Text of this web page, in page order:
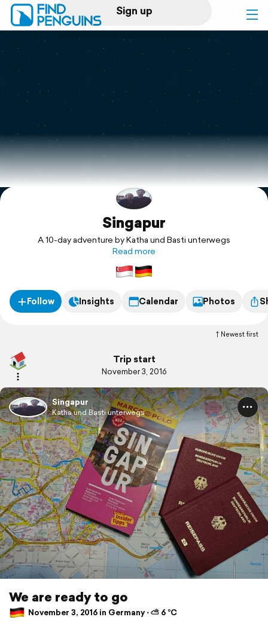
Sign up
Log in
Print a book
Flyover video
Explore
Singapur
A 10-day adventure by Katha und Basti unterwegs
Read more
Follow Insights Calendar Photos
Newest first
Trip start
November 3, 2016
Singapur
Katha und Basti unterwegs
We are ready to go
November 3, 2016 in Germany ⋅ ⛅ 6 °C